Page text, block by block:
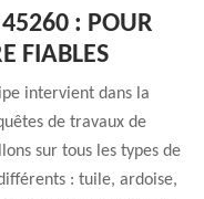
45260 : POUR
FIABLES
intervient dans la
de travaux de
sur tous les types de
: tuile, ardoise,